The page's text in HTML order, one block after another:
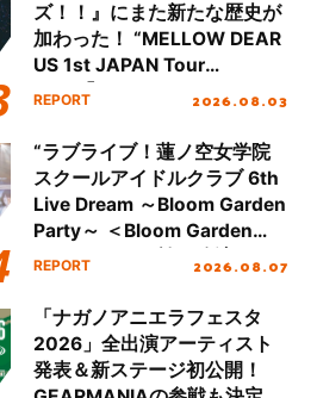
ズ！！』にまた新たな歴史が
加わった！ “MELLOW DEAR
US 1st JAPAN Tour
Final「NICE to meet YOU
ート!!
REPORT 2026.08.03
“ラブライブ！蓮ノ空女学院
スクールアイドルクラブ 6th
Live Dream ～Bloom Garden
Party～ ＜Bloom Garden
Party Stage／埼玉公演＞”
REPORT 2026.08.07
「ナガノアニエラフェスタ
2026」全出演アーティスト
発表＆新ステージ初公開！